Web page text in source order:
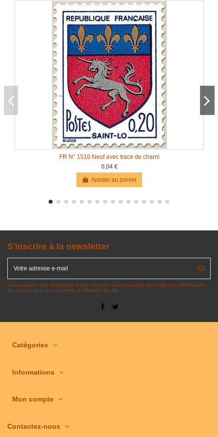
FR N° 1510 Neuf avec trace de charni
0,04 €
Ajouter au panier
S'inscrire à la newsletter
Vous pouvez vous désinscrire à tout moment. Vous trouverez pour cela nos informations
de contact dans les conditions d'utilisation du site.
Catégories
Informations
Mon compte
Contactez-nous